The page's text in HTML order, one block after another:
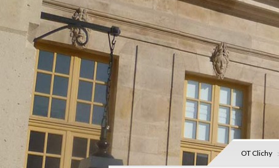
OT Clichy